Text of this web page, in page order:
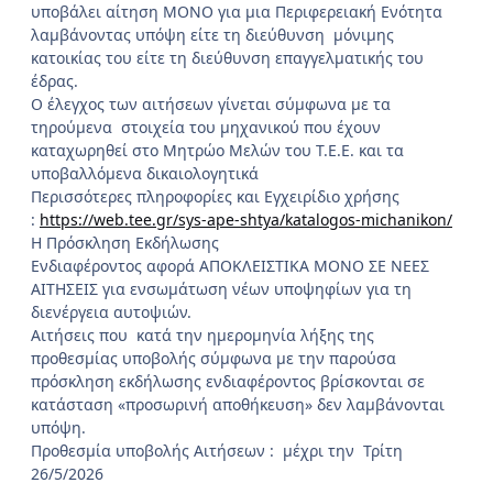
υποβάλει αίτηση ΜΟΝΟ για μια Περιφερειακή Ενότητα
λαμβάνοντας υπόψη είτε τη διεύθυνση μόνιμης
κατοικίας του είτε τη διεύθυνση επαγγελματικής του
έδρας.
Ο έλεγχος των αιτήσεων γίνεται σύμφωνα με τα
τηρούμενα στοιχεία του μηχανικού που έχουν
καταχωρηθεί στο Μητρώο Μελών του Τ.Ε.Ε. και τα
υποβαλλόμενα δικαιολογητικά
Περισσότερες πληροφορίες και Εγχειρίδιο χρήσης
: https://web.tee.gr/sys-ape-shtya/katalogos-michanikon/
Η Πρόσκληση Εκδήλωσης
Ενδιαφέροντος αφορά ΑΠΟΚΛΕΙΣΤΙΚΑ ΜΟΝΟ ΣΕ ΝΕΕΣ
ΑΙΤΗΣΕΙΣ για ενσωμάτωση νέων υποψηφίων για τη
διενέργεια αυτοψιών.
Αιτήσεις που κατά την ημερομηνία λήξης της
προθεσμίας υποβολής σύμφωνα με την παρούσα
πρόσκληση εκδήλωσης ενδιαφέροντος βρίσκονται σε
κατάσταση «προσωρινή αποθήκευση» δεν λαμβάνονται
υπόψη.
Προθεσμία υποβολής Αιτήσεων : μέχρι την Τρίτη
26/5/2026